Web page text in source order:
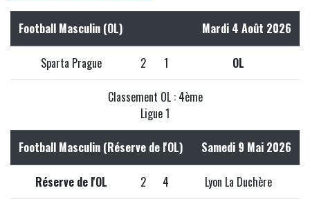
Football Masculin (OL) Mardi 4 Août 2026
Sparta Prague 2 1 OL
Classement OL : 4ème
Ligue 1
Football Masculin (Réserve de l'OL) Samedi 9 Mai 2026
Réserve de l'OL 2 4 Lyon La Duchère